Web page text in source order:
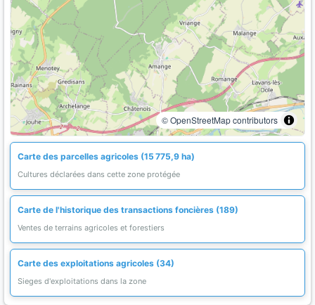
© OpenStreetMap contributors
Carte des parcelles agricoles (15 775,9 ha)
Cultures déclarées dans cette zone protégée
Carte de l'historique des transactions foncières (189)
Ventes de terrains agricoles et forestiers
Carte des exploitations agricoles (34)
Sieges d'exploitations dans la zone